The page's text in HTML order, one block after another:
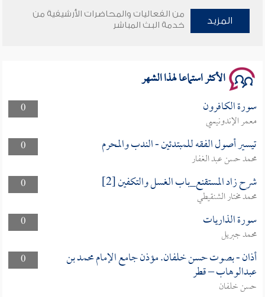
وأمنهم من خوف 9
المزيد
من الفعاليات والمحاضرات الأرشيفية من
خدمة البث المباشر
الأكثر استماعا لهذا الشهر
0 سورة الكافرون
معمر الإندونيسي
0
تيسير أصول الفقه للمبتدئين - الندب والمحرم
محمد حسن عبد الغفار
0
شرح زاد المستقنع_باب الغسل والتكفين [2]
محمد مختار الشنقيطي
0
سورة الذاريات
محمد جبريل
0
أذان - بصوت حسن خلفان. مؤذن جامع الإمام محمد بن
عبدالوهاب – قطر
حسن خلفان